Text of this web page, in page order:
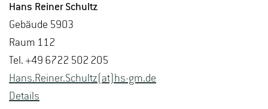
Hans Rei­ner Schultz
Ge­bäu­de 5903
Raum 112
Tel. +49 6722 502 205
Hans.​Reiner.​Schultz(at)hs-​gm.​de
De­tails